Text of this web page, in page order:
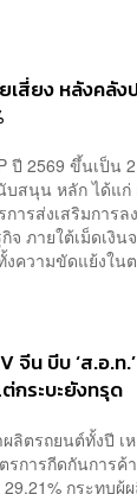
สี่ยง หลังคลัง
2569 ขึ้นเป็น
บสนุน หลัก ได้แ
การส่งเสริมการ
ภายใต้เม็ดเงิ
ความขัดแย้งใน
น บีบ ‘ส.อ.ท
กระบะยังทรุด
ผลิตรถยนต์ทั้งปี
รการกีดกันการ
กระทบ